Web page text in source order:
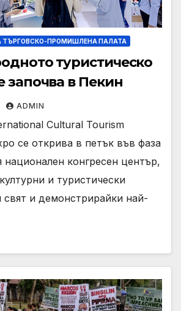
ТЪРГОВСКО-ПРОМИШЛЕНА ПАЛАТА
туристическо
започва в Пекин
ADMIN
Cultural Tourism
се открива в петък във фаза
национален конгресен център,
и туристически
​​свят и демонстрирайки най-